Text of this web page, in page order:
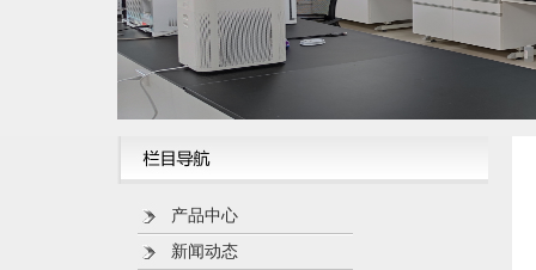
产品中心
新闻动态